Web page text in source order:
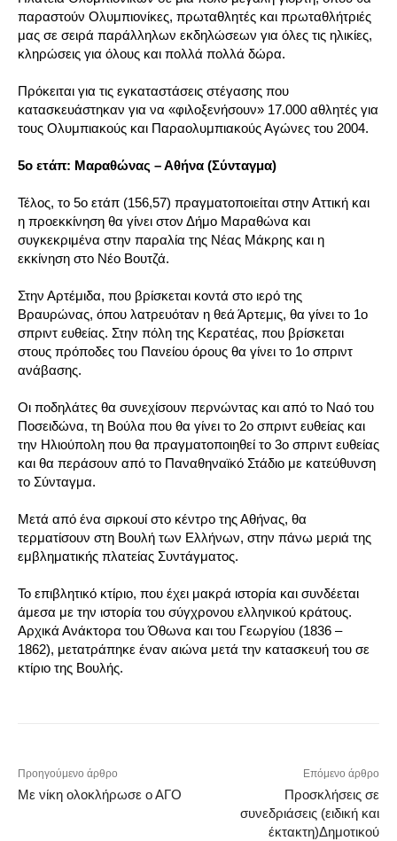
παραστούν Ολυμπιονίκες, πρωταθλητές και πρωταθλήτριές
μας σε σειρά παράλληλων εκδηλώσεων για όλες τις ηλικίες,
κληρώσεις για όλους και πολλά πολλά δώρα.
Πρόκειται για τις εγκαταστάσεις στέγασης που
κατασκευάστηκαν για να «φιλοξενήσουν» 17.000 αθλητές για
τους Ολυμπιακούς και Παραολυμπιακούς Αγώνες του 2004.
5ο ετάπ: Μαραθώνας – Αθήνα (Σύνταγμα)
Τέλος, το 5ο ετάπ (156,57) πραγματοποιείται στην Αττική και
η προεκκίνηση θα γίνει στον Δήμο Μαραθώνα και
συγκεκριμένα στην παραλία της Νέας Μάκρης και η
εκκίνηση στο Νέο Βουτζά.
Στην Αρτέμιδα, που βρίσκεται κοντά στο ιερό της
Βραυρώνας, όπου λατρευόταν η θεά Άρτεμις, θα γίνει το 1ο
σπριντ ευθείας. Στην πόλη της Κερατέας, που βρίσκεται
στους πρόποδες του Πανείου όρους θα γίνει το 1ο σπριντ
ανάβασης.
Οι ποδηλάτες θα συνεχίσουν περνώντας και από το Ναό του
Ποσειδώνα, τη Βούλα που θα γίνει το 2ο σπριντ ευθείας και
την Ηλιούπολη που θα πραγματοποιηθεί το 3ο σπριντ ευθείας
και θα περάσουν από το Παναθηναϊκό Στάδιο με κατεύθυνση
το Σύνταγμα.
Μετά από ένα σιρκουί στο κέντρο της Αθήνας, θα
τερματίσουν στη Βουλή των Ελλήνων, στην πάνω μεριά της
εμβληματικής πλατείας Συντάγματος.
Το επιβλητικό κτίριο, που έχει μακρά ιστορία και συνδέεται
άμεσα με την ιστορία του σύγχρονου ελληνικού κράτους.
Αρχικά Ανάκτορα του Όθωνα και του Γεωργίου (1836 –
1862), μετατράπηκε έναν αιώνα μετά την κατασκευή του σε
κτίριο της Βουλής.
Προηγούμενο άρθρο
Με νίκη ολοκλήρωσε ο ΑΓΟ
Επόμενο άρθρο
Προσκλήσεις σε
συνεδριάσεις (ειδική και
έκτακτη)Δημοτικού